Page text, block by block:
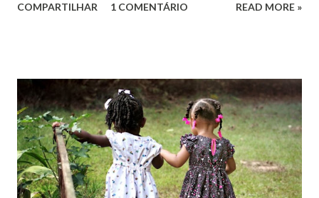
Joanna de Ângelis, especialmente na obra Plenitude .
Joanna de Ângelis menciona a helioterapia e faz alusões à
cromoterapia no contexto da preservação da saúde física e
psíquica. Em nenhum momento, porém, recomenda sua
adoção como prática institucional do Espiritismo. Há
profunda diferença entre reconhecer a existência de um
recurso terapêutico e convertê-lo em atividade da Casa
COMPARTILHAR 1 COMENTÁRIO READ MORE »